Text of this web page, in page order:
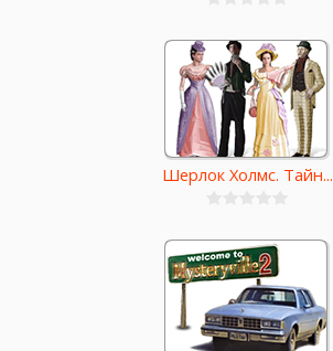
Шерлок Холмс. Тайн...